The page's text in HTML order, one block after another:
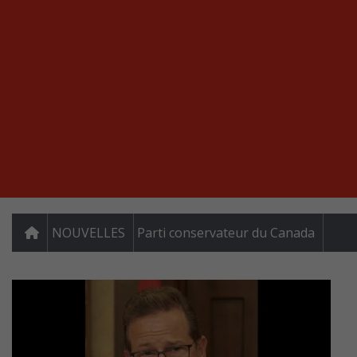
NOUVELLES Parti conservateur du Canada